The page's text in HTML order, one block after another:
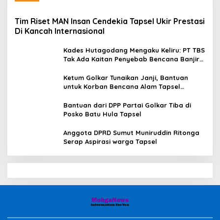
Tim Riset MAN Insan Cendekia Tapsel Ukir Prestasi
Di Kancah Internasional
Kades Hutagodang Mengaku Keliru: PT TBS
Tak Ada Kaitan Penyebab Bencana Banjir
Ketum Golkar Tunaikan Janji, Bantuan
untuk Korban Bencana Alam Tapsel
Bantuan dari DPP Partai Golkar Tiba di
Posko Batu Hula Tapsel
Anggota DPRD Sumut Muniruddin Ritonga
Serap Aspirasi warga Tapsel